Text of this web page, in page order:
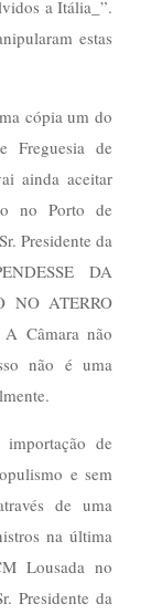
a Itália_”.
estas
cópia um do
Freguesia de
ainda aceitar
no Porto de
Presidente da
DA
NO ATERRO
Câmara não
não é uma
de
e sem
de uma
na última
Lousada no
Presidente da